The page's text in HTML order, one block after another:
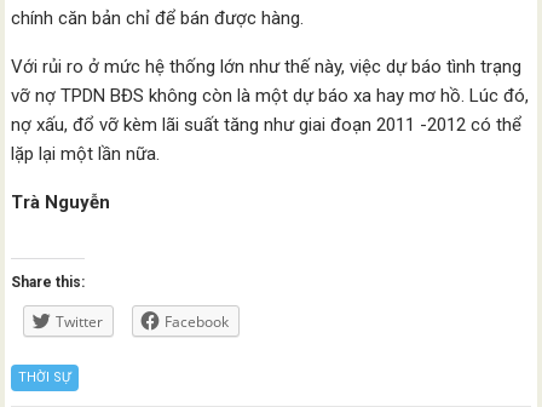
chính căn bản chỉ để bán được hàng.
Với rủi ro ở mức hệ thống lớn như thế này, việc dự báo tình trạng
vỡ nợ TPDN BĐS không còn là một dự báo xa hay mơ hồ. Lúc đó,
nợ xấu, đổ vỡ kèm lãi suất tăng như giai đoạn 2011 -2012 có thể
lặp lại một lần nữa.
Trà Nguyễn
Share this:
Twitter Facebook
THỜI SỰ